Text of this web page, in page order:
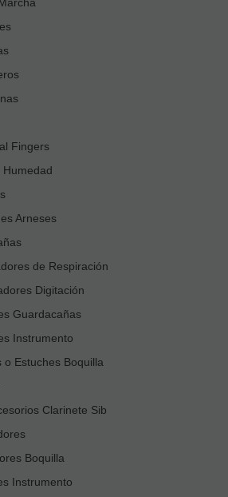
Fingers
Humedad
Arneses
de Respiración
Digitación
Guardacañas
Instrumento
o Estuches Boquilla
Clarinete Sib
Boquilla
Instrumento